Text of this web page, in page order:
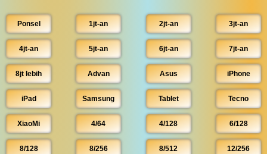
Ponsel 1jt-an 2jt-an 3jt-an
4jt-an 5jt-an 6jt-an 7jt-an
8jt lebih Advan Asus iPhone
iPad Samsung Tablet Tecno
XiaoMi 4/64 4/128 6/128
8/128 8/256 8/512 12/256